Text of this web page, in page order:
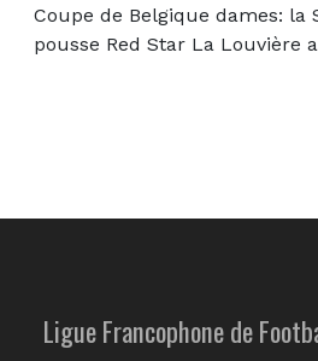
Coupe de Belgique dames: la
pousse Red Star La Louvière
Ligue Francophone de